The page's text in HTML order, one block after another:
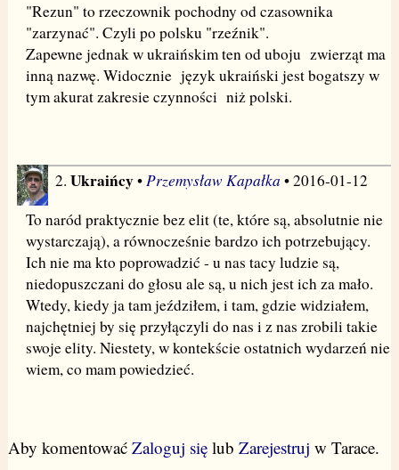
"Rezun" to rzeczownik pochodny od czasownika
"zarzynać". Czyli po polsku "rzeźnik".
Zapewne jednak w ukraińskim ten od uboju zwierząt ma
inną nazwę. Widocznie język ukraiński jest bogatszy w
tym akurat zakresie czynności niż polski.
2. Ukraińcy•Przemysław Kapałka • 2016-01-12
To naród praktycznie bez elit (te, które są, absolutnie nie
wystarczają), a równocześnie bardzo ich potrzebujący.
Ich nie ma kto poprowadzić - u nas tacy ludzie są,
niedopuszczani do głosu ale są, u nich jest ich za mało.
Wtedy, kiedy ja tam jeździłem, i tam, gdzie widziałem,
najchętniej by się przyłączyli do nas i z nas zrobili takie
swoje elity. Niestety, w kontekście ostatnich wydarzeń nie
wiem, co mam powiedzieć.
Aby komentować Zaloguj sięlub Zarejestruj w Tarace.